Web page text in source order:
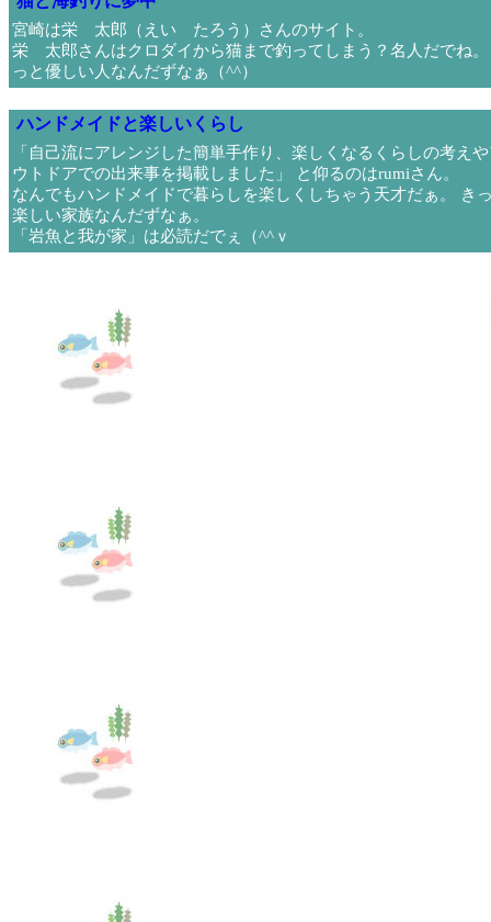
宮崎は栄 太郎（えい たろう）さんのサイト。
栄 太郎さんはクロダイから猫まで釣ってしまう？名人だでね
っと優しい人なんだずなぁ（^^）
ハンドメイドと楽しいくらし
「自己流にアレンジした簡単手作り、楽しくなるくらしの考え
ウトドアでの出来事を掲載しました」 と仰るのはrumiさん。
なんでもハンドメイドで暮らしを楽しくしちゃう天才だぁ。 き
楽しい家族なんだずなぁ。
「岩魚と我が家」は必読だでぇ（^^ｖ